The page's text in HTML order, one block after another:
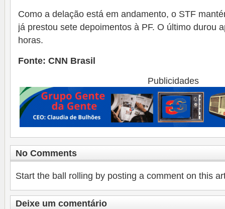
Como a delação está em andamento, o STF
já prestou sete depoimentos à PF. O último durou
horas.
Fonte: CNN Brasil
Publicidades
No Comments
Start the ball rolling by posting a comment on this
Deixe um comentário